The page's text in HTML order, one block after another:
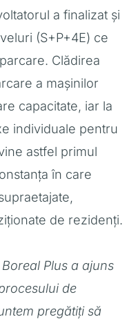
a finalizat și
(S+P+4E) ce
Clădirea
a mașinilor
capacitate, iar la
individuale pentru
astfel primul
în care
de rezidenți.
Plus a ajuns
de
pregătiți să